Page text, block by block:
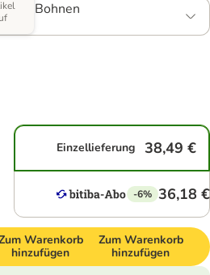
Bohnen
Einzellieferung 38,49 €
-6% 36,18 €
Warenkorb
hinzufügen
Zum Warenkorb
hinzufügen